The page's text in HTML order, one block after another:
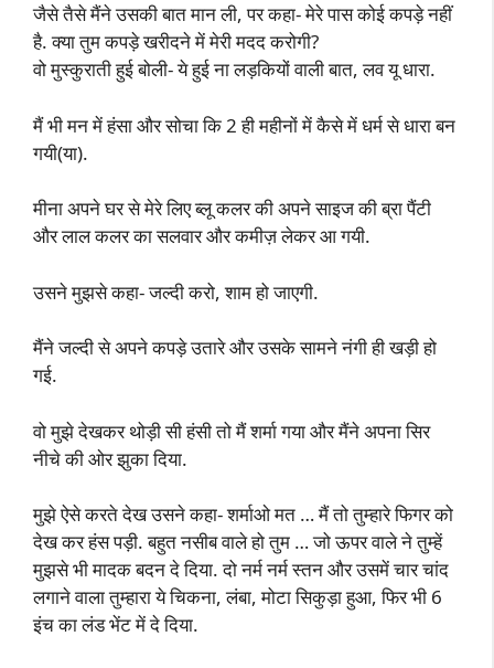
जैसे तैसे मैंने उसकी बात मान ली, पर कहा- मेरे पास कोई कपड़े नहीं
है. क्या तुम कपड़े खरीदने में मेरी मदद करोगी?
वो मुस्कुराती हुई बोली- ये हुई ना लड़कियों वाली बात, लव यू धारा.
मैं भी मन में हंसा और सोचा कि 2 ही महीनों में कैसे में धर्म से धारा बन
गयी(या).
मीना अपने घर से मेरे लिए ब्लू कलर की अपने साइज की ब्रा पैंटी
और लाल कलर का सलवार और कमीज़ लेकर आ गयी.
उसने मुझसे कहा- जल्दी करो, शाम हो जाएगी.
मैंने जल्दी से अपने कपड़े उतारे और उसके सामने नंगी ही खड़ी हो
गई.
वो मुझे देखकर थोड़ी सी हंसी तो मैं शर्मा गया और मैंने अपना सिर
नीचे की ओर झुका दिया.
मुझे ऐसे करते देख उसने कहा- शर्माओ मत … मैं तो तुम्हारे फिगर को
देख कर हंस पड़ी. बहुत नसीब वाले हो तुम … जो ऊपर वाले ने तुम्हें
मुझसे भी मादक बदन दे दिया. दो नर्म नर्म स्तन और उसमें चार चांद
लगाने वाला तुम्हारा ये चिकना, लंबा, मोटा सिकुड़ा हुआ, फिर भी 6
इंच का लंड भेंट में दे दिया.